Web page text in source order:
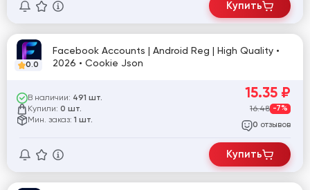
Купить
0.0
Facebook Accounts | Android Reg | High Quality •
2026 • Cookie Json
В наличии: 491 шт.
Купили: 0 шт.
Мин. заказ: 1 шт.
15.35 ₽
16.48 -7%
0 отзывов
Купить